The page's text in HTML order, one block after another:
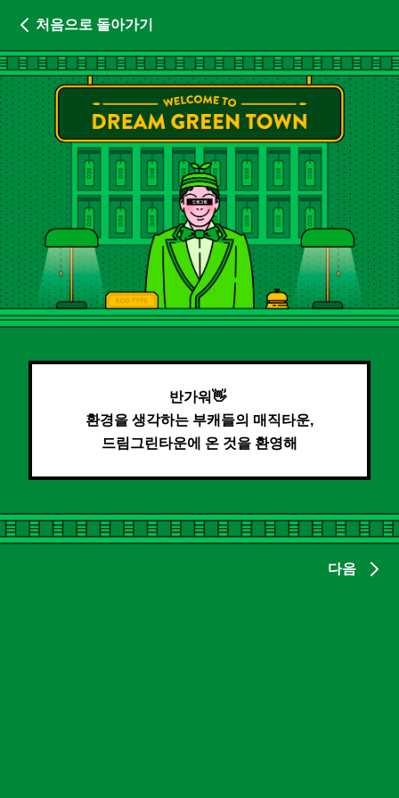
처음으로 돌아가기
반가워👋
환경을 생각하는 부캐들의 매직타운,
드림그린타운에 온 것을 환영해
다음